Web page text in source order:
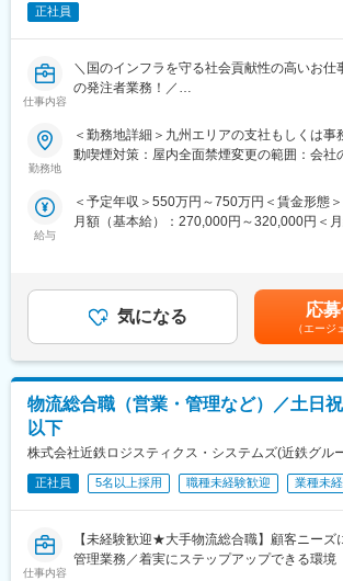
変更の範囲：会社の定める業務
■入社後について
ます。
しっかりサポートいたしますので、ご安心く
・年間休日130日（土日祝）、残業約30h程
利用可能と、ワークライフバランスの整った
いです。
・夜勤：
ごく一部の部署では夜勤が多いケースもあり
５～10回程度と少なめになります。
・転勤：
転勤は可能性がありますが、子供が生まれて
ど、働きやすくなる工夫を多数ご用意してお
西日本エリアの出張は発生することがござい
正社員
仕事内容
＼国のインフラを守る社会貢献性の高いお仕
の発注者業務！／
少なめ！夜勤少なめ
＊定着率90％以上！中途の定着率ほぼ100％
■職務内容：
発注者の立場として、高速道路の保全・建設
■キャリアプラン
◎ジョブローテーションでいくつかの勤務地
来的には役職者としてのご活躍を想定してお
■ミッション
西日本エリアの高速道路の維持管理・建設を
高速道路は開通から30年を越えており、老朽
そこで当社は2016年より「高速道路リニュー
に着手。
■入社後について
勤務地
＜勤務地詳細＞九州エリアの支社もしくは事
動喫煙対策：屋内全面禁煙変更の範囲：会社
給与
＜予定年収＞550万円～750万円＜賃金形態
月額（基本給）：270,000円～320,000円＜
性があります。月給(月額)は固定手当を含め
気になる 応
（エージ
物流総合職（営業・管理など）／土日
以下
株式会社近鉄ロジスティクス・システムズ(近鉄グル
正社員 5名以上採用 職種未経験歓迎 業種未
仕事内容
【未経験歓迎★大手物流総合職】顧客ニーズ
管理業務／着実にステップアップできる環境